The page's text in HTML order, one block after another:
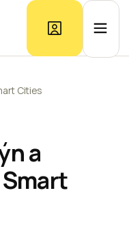
kancelárií
Prieskum trhu
Kontakt
Cities
a